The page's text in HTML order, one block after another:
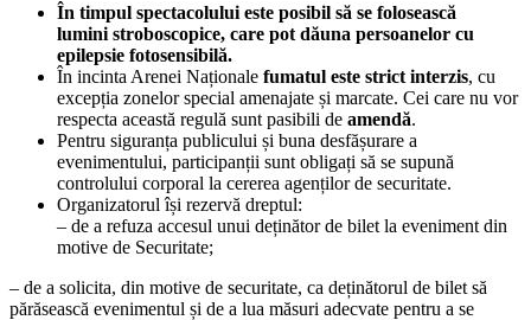
În timpul spectacolului este posibil să se folosească
lumini stroboscopice, care pot dăuna persoanelor cu
epilepsie fotosensibilă.
În incinta Arenei Naționale fumatul este strict interzis, cu
excepția zonelor special amenajate și marcate. Cei care nu vor
respecta această regulă sunt pasibili de amendă.
Pentru siguranța publicului și buna desfășurare a
evenimentului, participanții sunt obligați să se supună
controlului corporal la cererea agenților de securitate.
Organizatorul își rezervă dreptul:
– de a refuza accesul unui deținător de bilet la eveniment din
motive de Securitate;
– de a solicita, din motive de securitate, ca deținătorul de bilet să
părăsească evenimentul și de a lua măsuri adecvate pentru a se